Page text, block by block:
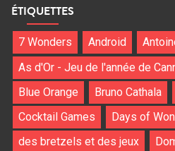
ÉTIQUETTES
7 Wonders Android
As d'Or - Jeu de l'année de
Blue Orange
Bruno Cathala
Cocktail Games
Days of
des bretzels et des jeux